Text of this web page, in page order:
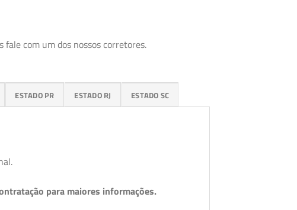
com um dos nossos corretores.
ESTADO PR ESTADO RJ ESTADO SC
para maiores informações.